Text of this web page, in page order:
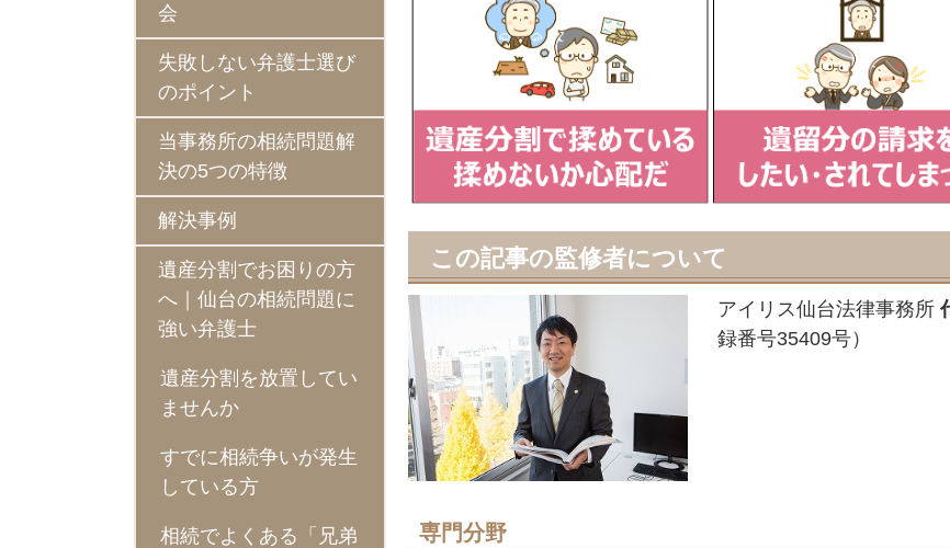
この記事の監修者について
アイリス仙台法律事務所
録番号35409号）
専門分野
会
失敗しない弁護士選び
のポイント
当事務所の相続問題解
決の5つの特徴
解決事例
遺産分割でお困りの方
へ｜仙台の相続問題に
強い弁護士
遺産分割を放置してい
ませんか
すでに相続争いが発生
している方
相続でよくある「兄弟